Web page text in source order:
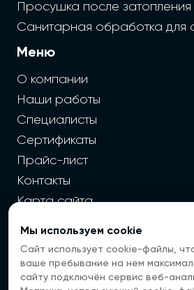
Просушка после затопления
Санитарная обработка для
Меню
О компании
Наши работы
Специалисты
Сертификаты
Прайс-лист
Контакты
Карта сайта
2026 г. Cайт санэпидемстанции —
Все цены на сайте носят
характер, окончательная цена
факторов. Информация с
Мы используем cookie
Сайт использует cookie-файлы,
ваше пребывание на нем
сайту подключён сервис веб-